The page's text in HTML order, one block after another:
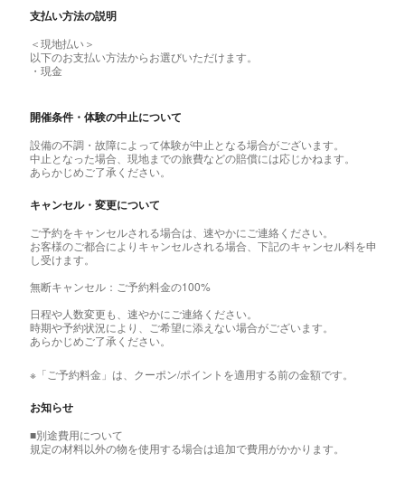
支払い方法の説明
＜現地払い＞
以下のお支払い方法からお選びいただけます。
・現金
開催条件・体験の中止について
設備の不調・故障によって体験が中止となる場合がございます。
中止となった場合、現地までの旅費などの賠償には応じかねます。
あらかじめご了承ください。
キャンセル・変更について
ご予約をキャンセルされる場合は、速やかにご連絡ください。
お客様のご都合によりキャンセルされる場合、下記のキャンセル料を申
し受けます。
無断キャンセル：ご予約料金の100%
日程や人数変更も、速やかにご連絡ください。
時期や予約状況により、ご希望に添えない場合がございます。
あらかじめご了承ください。
※「ご予約料金」は、クーポン/ポイントを適用する前の金額です。
お知らせ
■別途費用について
規定の材料以外の物を使用する場合は追加で費用がかかります。